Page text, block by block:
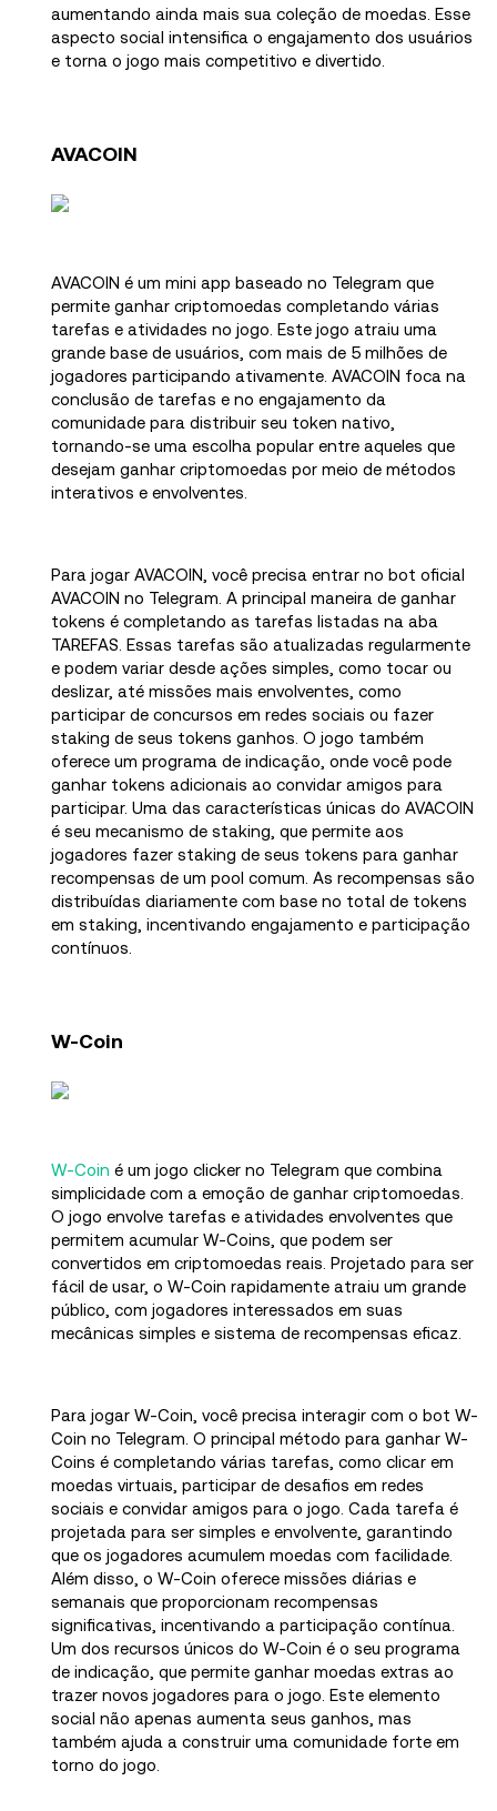
aumentando ainda mais sua coleção de moedas. Esse
aspecto social intensifica o engajamento dos usuários
e torna o jogo mais competitivo e divertido.
AVACOIN
AVACOIN é um mini app baseado no Telegram que
permite ganhar criptomoedas completando várias
tarefas e atividades no jogo. Este jogo atraiu uma
grande base de usuários, com mais de 5 milhões de
jogadores participando ativamente. AVACOIN foca na
conclusão de tarefas e no engajamento da
comunidade para distribuir seu token nativo,
tornando-se uma escolha popular entre aqueles que
desejam ganhar criptomoedas por meio de métodos
interativos e envolventes.
Para jogar AVACOIN, você precisa entrar no bot oficial
AVACOIN no Telegram. A principal maneira de ganhar
tokens é completando as tarefas listadas na aba
TAREFAS. Essas tarefas são atualizadas regularmente
e podem variar desde ações simples, como tocar ou
deslizar, até missões mais envolventes, como
participar de concursos em redes sociais ou fazer
staking de seus tokens ganhos. O jogo também
oferece um programa de indicação, onde você pode
ganhar tokens adicionais ao convidar amigos para
participar. Uma das características únicas do AVACOIN
é seu mecanismo de staking, que permite aos
jogadores fazer staking de seus tokens para ganhar
recompensas de um pool comum. As recompensas são
distribuídas diariamente com base no total de tokens
em staking, incentivando engajamento e participação
contínuos.
W-Coin
W-Coin é um jogo clicker no Telegram que combina
simplicidade com a emoção de ganhar criptomoedas.
O jogo envolve tarefas e atividades envolventes que
permitem acumular W-Coins, que podem ser
convertidos em criptomoedas reais. Projetado para ser
fácil de usar, o W-Coin rapidamente atraiu um grande
público, com jogadores interessados em suas
mecânicas simples e sistema de recompensas eficaz.
Para jogar W-Coin, você precisa interagir com o bot W-
Coin no Telegram. O principal método para ganhar W-
Coins é completando várias tarefas, como clicar em
moedas virtuais, participar de desafios em redes
sociais e convidar amigos para o jogo. Cada tarefa é
projetada para ser simples e envolvente, garantindo
que os jogadores acumulem moedas com facilidade.
Além disso, o W-Coin oferece missões diárias e
semanais que proporcionam recompensas
significativas, incentivando a participação contínua.
Um dos recursos únicos do W-Coin é o seu programa
de indicação, que permite ganhar moedas extras ao
trazer novos jogadores para o jogo. Este elemento
social não apenas aumenta seus ganhos, mas
também ajuda a construir uma comunidade forte em
torno do jogo.